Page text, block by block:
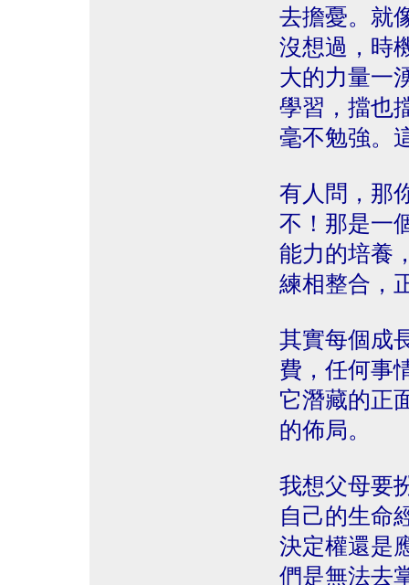
去擔憂。就
沒想過，時
大的力量一
學習，擋也
毫不勉強。
有人問，那
不！那是一
能力的培養
練相整合，
其實每個成
費，任何事
它潛藏的正
的佈局。
我想父母要
自己的生命
決定權還是
們是無法去